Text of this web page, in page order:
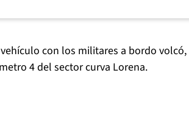
con los militares a bordo volcó,
4 del sector curva Lorena.